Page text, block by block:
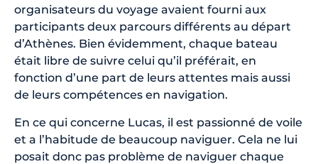
organisateurs du voyage avaient fourni aux
participants deux parcours différents au départ
d’Athènes. Bien évidemment, chaque bateau
était libre de suivre celui qu’il préférait, en
fonction d’une part de leurs attentes mais aussi
de leurs compétences en navigation.
En ce qui concerne Lucas, il est passionné de voile
et a l’habitude de beaucoup naviguer. Cela ne lui
posait donc pas problème de naviguer chaque